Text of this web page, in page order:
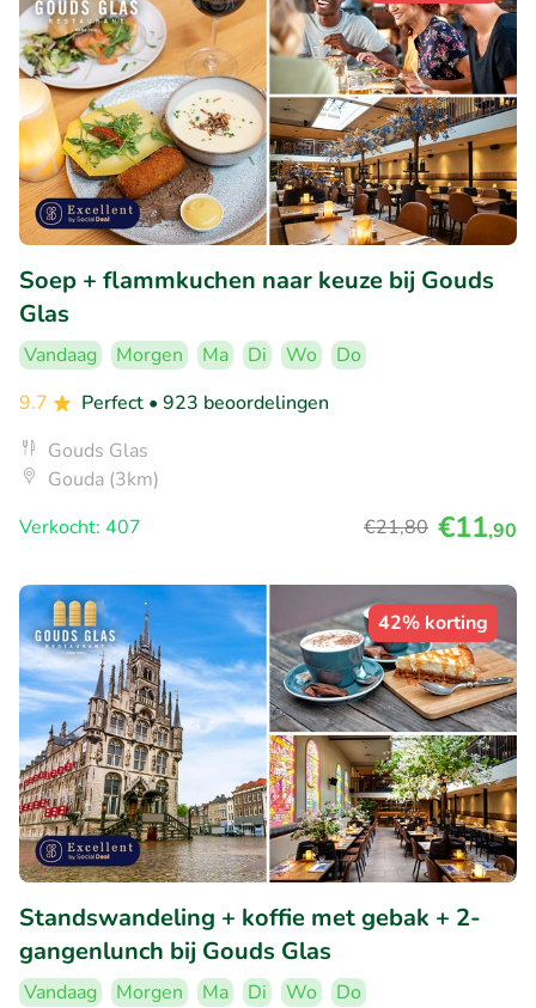
Soep + flammkuchen naar keuze bij Gouds
Glas
Vandaag Morgen Ma Di Wo
Do
9.7
Perfect • 923 beoordelingen
Gouds Glas
Gouda (3km)
Verkocht: 407
€21,80 €11,90
42% korting
Standswandeling + koffie met gebak + 2-
gangenlunch bij Gouds Glas
Vandaag Morgen Ma Di Wo
Do